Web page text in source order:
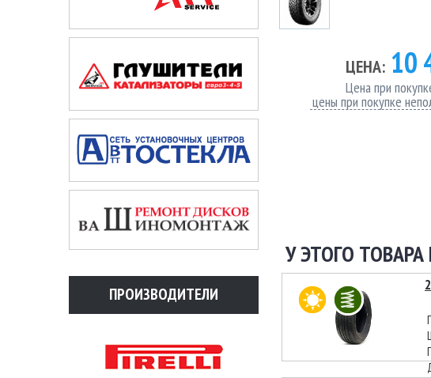
ПРОИЗВОДИТЕЛИ
ЦЕНА: 10
Цена при
цены при покупке
У ЭТОГО ТОВАРА